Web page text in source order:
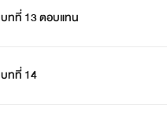
บทที่ 13 ตอบแทน
บทที่ 14